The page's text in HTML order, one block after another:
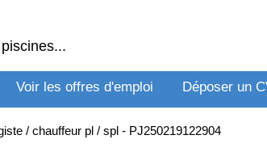
Voir les offres d'emploi Déposer un
/ chauffeur pl / spl - PJ250219122904